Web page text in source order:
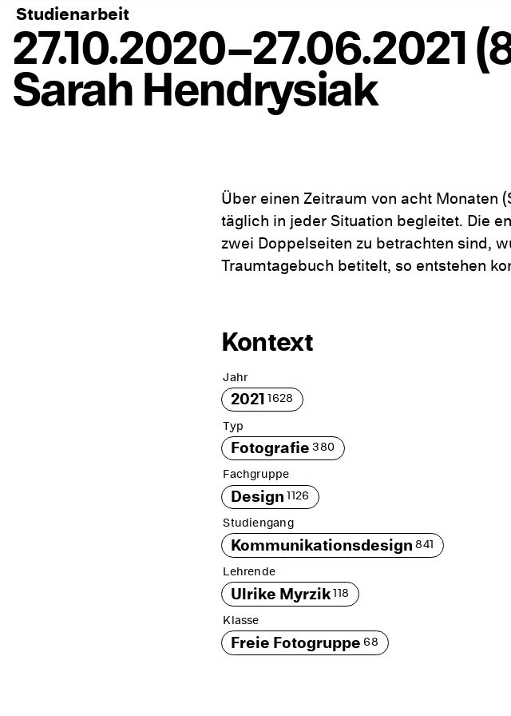
Studienarbeit
27.10.2020–27.06.2021
Sarah Hendrysiak
Über einen Zeitraum von acht Monaten
täglich in jeder Situation begleitet. Die
zwei Doppelseiten zu betrachten sind,
Traumtagebuch betitelt, so entstehen
Kontext
Jahr
2021 1628
Typ
Fotografie 380
Fachgruppe
Design 1126
Studiengang
Kommunikationsdesign 841
Lehrende
Ulrike Myrzik118
Klasse
Freie Fotogruppe 68